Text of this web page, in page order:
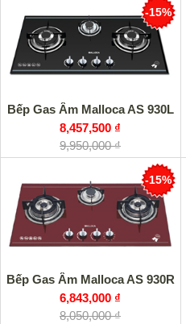
Bếp Gas Âm Malloca AS 930L
8,457,500 ₫
9,950,000 ₫
-15%
Bếp Gas Âm Malloca AS 930R
6,843,000 ₫
8,050,000 ₫
-15%